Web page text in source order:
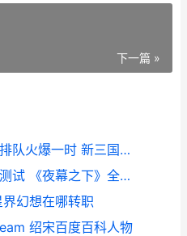
下一篇 »
《新三国志曹操传》千人排队火爆一时 新三国志曹操传
《夜幕之下》全平台公开测试 《夜幕之下》全集免费观看完整版
界幻想在哪转职
绍宋百度百科人物